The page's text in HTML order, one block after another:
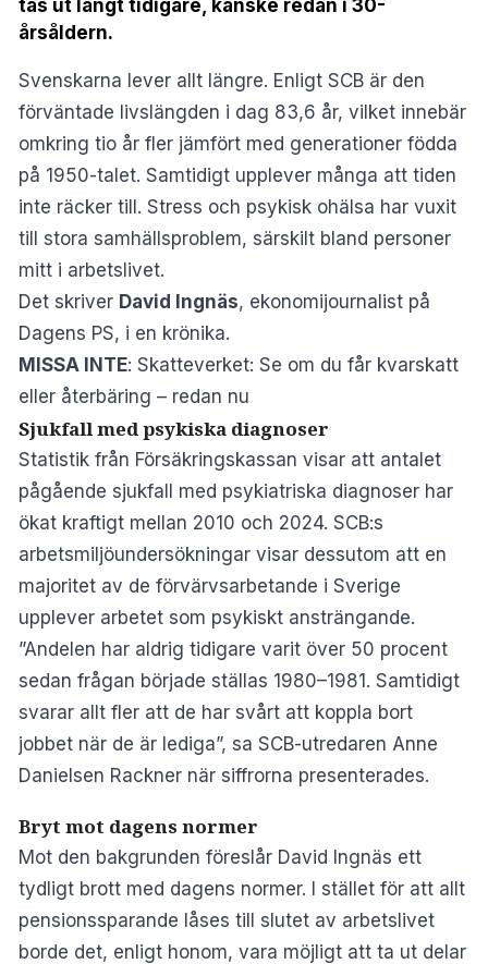
tas ut långt tidigare, kanske redan i 30-
årsåldern.
Svenskarna lever allt längre. Enligt SCB är den
förväntade livslängden i dag 83,6 år, vilket innebär
omkring tio år fler jämfört med generationer födda
på 1950-talet. Samtidigt upplever många att tiden
inte räcker till. Stress och psykisk ohälsa har vuxit
till stora samhällsproblem, särskilt bland personer
mitt i arbetslivet.
Det skriver David Ingnäs, ekonomijournalist på
Dagens PS, i en krönika.
MISSA INTE: Skatteverket: Se om du får kvarskatt
eller återbäring – redan nu
Sjukfall med psykiska diagnoser
Statistik från Försäkringskassan visar att antalet
pågående sjukfall med psykiatriska diagnoser har
ökat kraftigt mellan 2010 och 2024. SCB:s
arbetsmiljöundersökningar visar dessutom att en
majoritet av de förvärvsarbetande i Sverige
upplever arbetet som psykiskt ansträngande.
”Andelen har aldrig tidigare varit över 50 procent
sedan frågan började ställas 1980–1981. Samtidigt
svarar allt fler att de har svårt att koppla bort
jobbet när de är lediga”, sa SCB-utredaren Anne
Danielsen Rackner när siffrorna presenterades.
Bryt mot dagens normer
Mot den bakgrunden föreslår David Ingnäs ett
tydligt brott med dagens normer. I stället för att allt
pensionssparande låses till slutet av arbetslivet
borde det, enligt honom, vara möjligt att ta ut delar